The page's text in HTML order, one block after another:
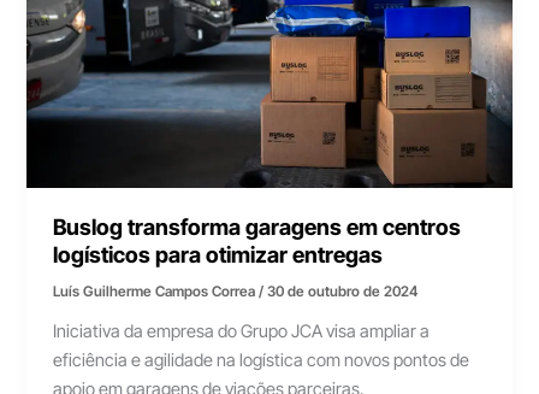
Buslog transforma garagens em centros
logísticos para otimizar entregas
Luís Guilherme Campos Correa/30 de outubro de 2024
Iniciativa da empresa do Grupo JCA visa ampliar a
eficiência e agilidade na logística com novos pontos de
apoio em garagens de viações parceiras.